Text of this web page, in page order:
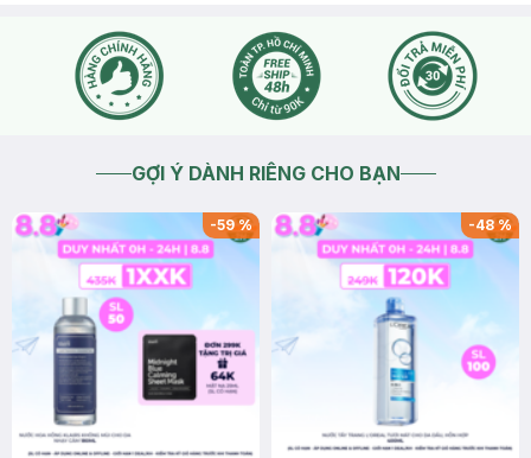
GỢI Ý DÀNH RIÊNG CHO BẠN
-59% -48%